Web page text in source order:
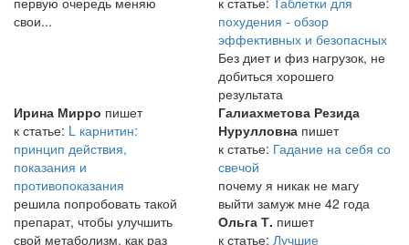
свои...
похудения - обзор
эффективных и безопасных
Без диет и физ нагрузок, не
добиться хорошего
результата
Ирина Мирро пишет
к статье: L карнитин:
принцип действия,
показания и
противопоказания
решила попробовать такой
препарат, чтобы улучшить
свой метаболизм, как раз
Галиахметова Резида
Нурулловна пишет
к статье: Гадание на себя со
свечой
почему я никак не магу
выйти замуж мне 42 года
Ольга Т. пишет
к статье: Лучшие